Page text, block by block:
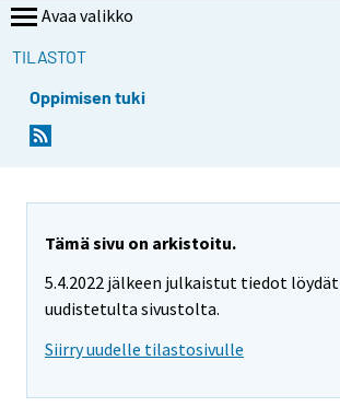
Avaa valikko
TILASTOT
Oppimisen tuki
Tämä sivu on arkistoitu.
5.4.2022 jälkeen julkaistut tiedot löydät
uudistetulta sivustolta.
Siirry uudelle tilastosivulle